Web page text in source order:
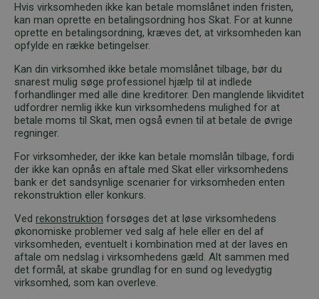
Hvis virksomheden ikke kan betale momslånet inden fristen,
kan man oprette en betalingsordning hos Skat. For at kunne
oprette en betalingsordning, kræves det, at virksomheden kan
opfylde en række betingelser.
Kan din virksomhed ikke betale momslånet tilbage, bør du
snarest mulig søge professionel hjælp til at indlede
forhandlinger med alle dine kreditorer. Den manglende likviditet
udfordrer nemlig ikke kun virksomhedens mulighed for at
betale moms til Skat, men også evnen til at betale de øvrige
regninger.
For virksomheder, der ikke kan betale momslån tilbage, fordi
der ikke kan opnås en aftale med Skat eller virksomhedens
bank er det sandsynlige scenarier for virksomheden enten
rekonstruktion eller konkurs.
Ved rekonstruktion forsøges det at løse virksomhedens
økonomiske problemer ved salg af hele eller en del af
virksomheden, eventuelt i kombination med at der laves en
aftale om nedslag i virksomhedens gæld. Alt sammen med
det formål, at skabe grundlag for en sund og levedygtig
virksomhed, som kan overleve.